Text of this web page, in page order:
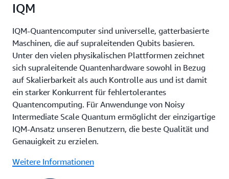
IQM
IQM-Quantencomputer sind universelle, gatterbasierte
Maschinen, die auf supraleitenden Qubits basieren.
Unter den vielen physikalischen Plattformen zeichnet
sich supraleitende Quantenhardware sowohl in Bezug
auf Skalierbarkeit als auch Kontrolle aus und ist damit
ein starker Konkurrent für fehlertolerantes
Quantencomputing. Für Anwendunge von Noisy
Intermediate Scale Quantum ermöglicht der einzigartige
IQM-Ansatz unseren Benutzern, die beste Qualität und
Genauigkeit zu erzielen.
Weitere Informationen